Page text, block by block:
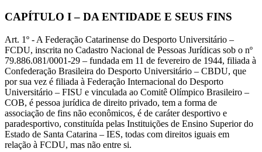
CAPÍTULO I – DA ENTIDADE E SEUS FINS
Art. 1º - A Federação Catarinense do Desporto Universitário –
FCDU, inscrita no Cadastro Nacional de Pessoas Jurídicas sob o nº
79.886.081/0001-29 – fundada em 11 de fevereiro de 1944, filiada à
Confederação Brasileira do Desporto Universitário – CBDU, que
por sua vez é filiada à Federação Internacional do Desporto
Universitário – FISU e vinculada ao Comitê Olímpico Brasileiro –
COB, é pessoa jurídica de direito privado, tem a forma de
associação de fins não econômicos, é de caráter desportivo e
paradesportivo, constituída pelas Instituições de Ensino Superior do
Estado de Santa Catarina – IES, todas com direitos iguais em
relação à FCDU, mas não entre si.